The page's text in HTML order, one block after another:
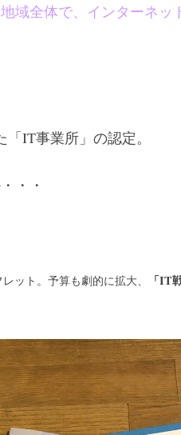
地域全体で、インターネッ
IT事業所」の認定。
・・
ット。予算も劇的に拡大、 「IT